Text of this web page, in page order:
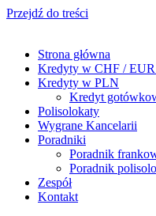
Przejdź do treści
Strona główna
Kredyty w CHF /
Kredyty w PLN
Kredyt
Polisolokaty
Wygrane Kancelarii
Poradniki
Poradnik
Poradnik
Zespół
Kontakt